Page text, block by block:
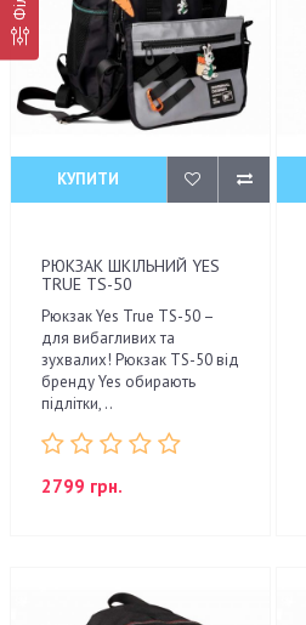
КУПИТИ
РЮКЗАК ШКІЛЬНИЙ YES
TRUE TS-50
Рюкзак Yes True TS-50 –
для вибагливих та
зухвалих! Рюкзак TS-50 від
бренду Yes обирають
підлітки, ..
2799 грн.